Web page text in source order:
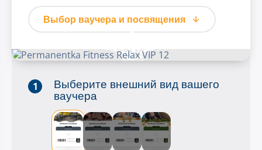
Выбор ваучера и посвящения
1 Выберите внешний вид вашего
ваучера